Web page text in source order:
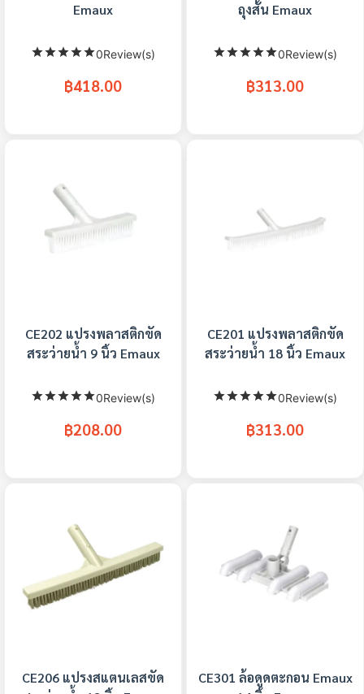
Emaux
0Review(s)
฿418.00
ถุงสั้น Emaux
0Review(s)
฿313.00
CE202 แปรงพลาสติกขัด
สระว่ายน้ำ 9 นิ้ว Emaux
0Review(s)
฿208.00
CE201 แปรงพลาสติกขัด
สระว่ายน้ำ 18 นิ้ว Emaux
0Review(s)
฿313.00
CE206 แปรงสแตนเลสขัด
CE301 ล้อดูดตะกอน Emaux